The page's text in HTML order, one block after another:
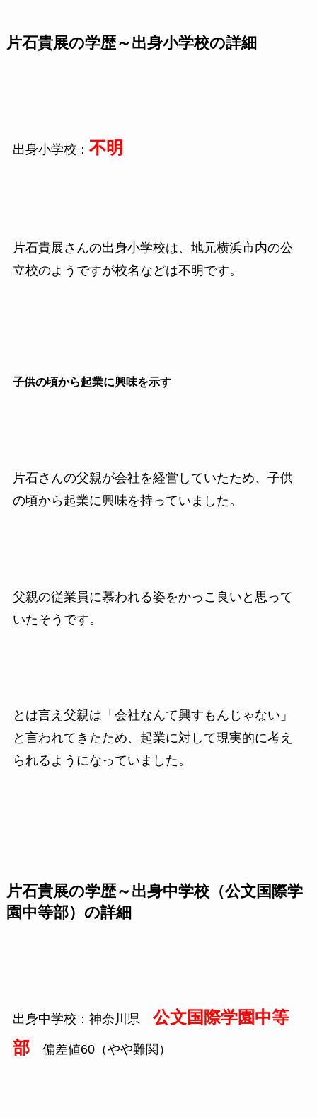
片石貴展の学歴～出身小学校の詳細
出身小学校： 不明
片石貴展さんの出身小学校は、地元横浜市内の公
立校のようですが校名などは不明です。
子供の頃から起業に興味を示す
片石さんの父親が会社を経営していたため、子供
の頃から起業に興味を持っていました。
父親の従業員に慕われる姿をかっこ良いと思って
いたそうです。
とは言え父親は「会社なんて興すもんじゃない」
と言われてきたため、起業に対して現実的に考え
られるようになっていました。
片石貴展の学歴～出身中学校（公文国際学
園中等部）の詳細
出身中学校：神奈川県 公文国際学園中等
部偏差値60（やや難関）